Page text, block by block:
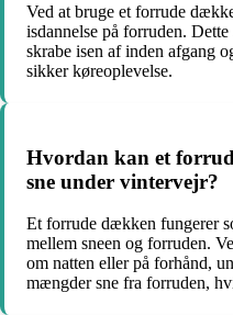
Ved at bruge et forrude
isdannelse på forruden.
skrabe isen af ​​inden afgang
sikker køreoplevelse.
Hvordan kan et
sne under vintervejr?
Et forrude dækken fungerer
mellem sneen og forruden.
om natten eller på forhånd,
mængder sne fra forruden,